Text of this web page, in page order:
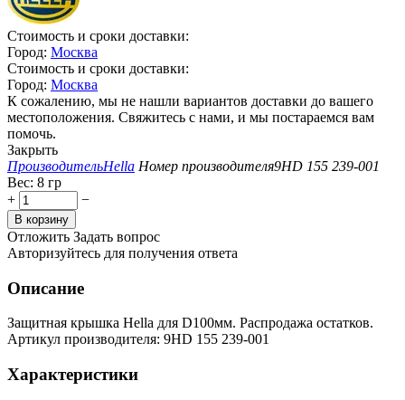
Стоимость и сроки доставки:
Город: Москва
Стоимость и сроки доставки:
Город: Москва
К сожалению, мы не нашли вариантов доставки до вашего
местоположения. Свяжитесь с нами, и мы постараемся вам
помочь.
Закрыть
ПроизводительHella Номер производителя9HD 155 239-001
Вес: 8 гр
+
−
В корзину
Отложить Задать вопрос
Авторизуйтесь для получения ответа
Описание
Защитная крышка Hella для D100мм. Распродажа остатков.
Артикул производителя: 9HD 155 239-001
Характеристики